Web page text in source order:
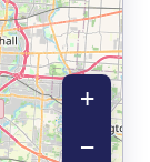
+
−